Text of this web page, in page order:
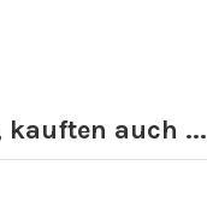
kauften auch ...